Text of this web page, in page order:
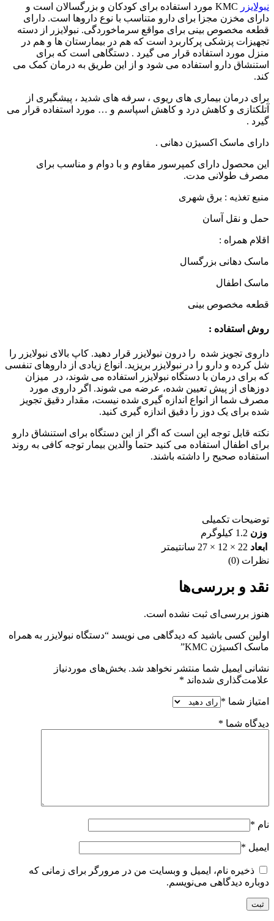
نبولایزر
KMC مورد استفاده برای کودکان و بزرگسالان است و
دارای مخزن مجزا برای دارو متناسب با نوع داروها است. دارای
قطعه مخصوص بینی برای مواقع سرماخوردگی. نبولایزر از دسته
تجهیزات پزشکی پرکاربرد است که هم در بیمارستان ها و هم در
منزل مورد استفاده قرار می گیرد . دستگاهی است که برای
استنشاق دارو استفاده می شود و از این طریق به درمان کمک می
کند.
برای درمان بیماری های ریوی ، سرفه های شدید ، پیشگیری از
آتلکتازی و کاهش درد و کاهش اسپاسم و … مورد استفاده قرار می
گیرد .
دارای ماسک اکسیژن دهانی .
این محصول دارای کمپرسور مقاوم و با دوام و مناسب برای
مصرف طولانی مدت.
منبع تغذیه : برق شهری
حمل و نقل آسان
اقلام همراه :
ماسک دهانی بزرگسال
ماسک اطفال
قطعه مخصوص بینی
روش استفاده :
داروی تجویز شده را درون نبولایزر قرار دهید. کاپ بالای نبولایزر را
شل کرده و دارو را در نبولایزر بریزید. انواع زیادی از داروهای تنفسی
که برای درمان با دستگاه نبولایزر استفاده می شوند، در میزان
دوزهای از پیش تعیین شده، عرضه می شوند. اگر داروی مورد
مصرف شما از انواع اندازه گیری شده نیست، مقدار دقیق تجویز
شده برای یک دوز را دقیق اندازه گیری کنید.
نکته قابل توجه این است که اگر از این دستگاه برای استنشاق دارو
برای اطفال استفاده می کنید حتما والدین بیمار توجه کافی به روند
استفاده صحیح را داشته باشند.
توضیحات تکمیلی
وزن 1.2 کیلوگرم
ابعاد 22 × 12 × 27 سانتیمتر
نظرات (0)
نقد و بررسی‌ها
هنوز بررسی‌ای ثبت نشده است.
اولین کسی باشید که دیدگاهی می نویسد “دستگاه نبولایزر به همراه
ماسک اکسیژن KMC”
نشانی ایمیل شما منتشر نخواهد شد. بخش‌های موردنیاز
علامت‌گذاری شده‌اند *
امتیاز شما *
دیدگاه شما *
نام *
ایمیل *
ذخیره نام، ایمیل و وبسایت من در مرورگر برای زمانی که
دوباره دیدگاهی می‌نویسم.